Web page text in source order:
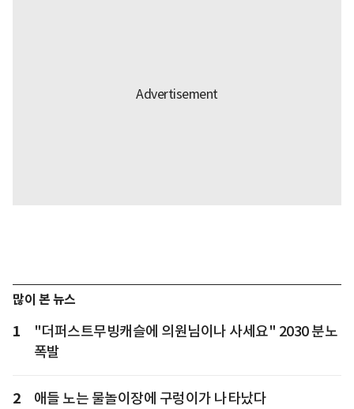
많이 본 뉴스
1
"더퍼스트무빙캐슬에 의원님이나 사세요" 2030 분노
폭발
2 애들 노는 물놀이장에 구렁이가 나타났다